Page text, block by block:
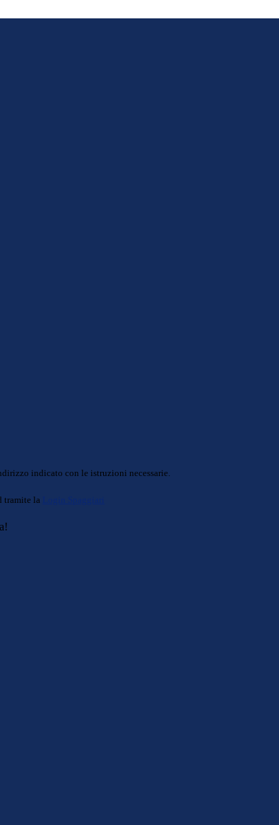
indicato con le istruzioni necessarie.
tramite la Login Spaggiari